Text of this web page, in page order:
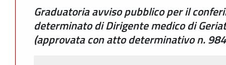
Graduatoria avviso pubblico per il
determinato di Dirigente medico di
(approvata con atto determinativo n.